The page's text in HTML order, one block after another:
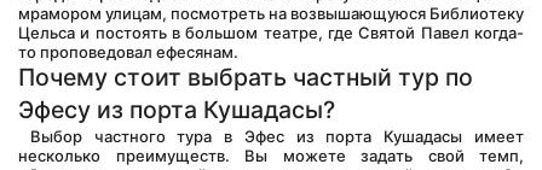
мрамором улицам, посмотреть на возвышающуюся Библиотеку
Цельса и постоять в большом театре, где Святой Павел когда-
то проповедовал ефесянам.
Почему стоит выбрать частный тур по
Эфесу из порта Кушадасы?
несколько преимуществ. Вы можете задать свой темп,